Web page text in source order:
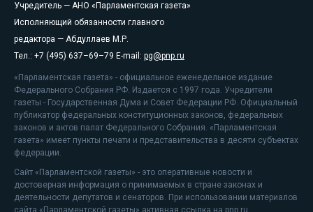
Учредитель — АНО «Парламентская газета»
Исполняющий обязанности главного
редактора — Абдуллаев М.Р.
Тел.: +7 (495) 637–69–79 E-mail: pg@pnp.ru
«Парламентская газета» - официальное еженедельное издание
Федерального Собрания РФ. Издается с 1997 года. Учредители
газеты - Государственная Дума и Совет Федерации РФ. Официальный
публикатор федеральных конституционных законов, федеральных
законов и актов палат Федерального Собрания. «Парламентская
газета» имеет пункты печати и представительства в десяти субъектах
федерации.
Сайт «Парламентской газеты» - это оперативные новости и
достоверная информация о принимаемых в стране законах и
деятельности депутатов и сенаторов. При использовании материалов
сайта «Парламентской газеты» активная ссылка на pnp.ru